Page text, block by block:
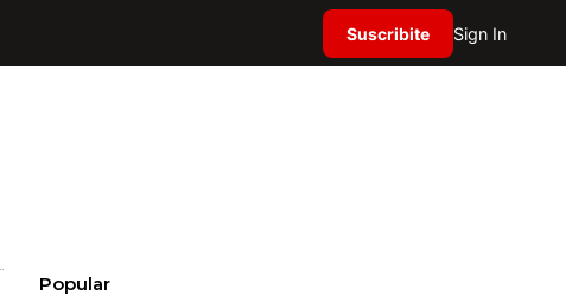
Suscribite Sign In
Popular